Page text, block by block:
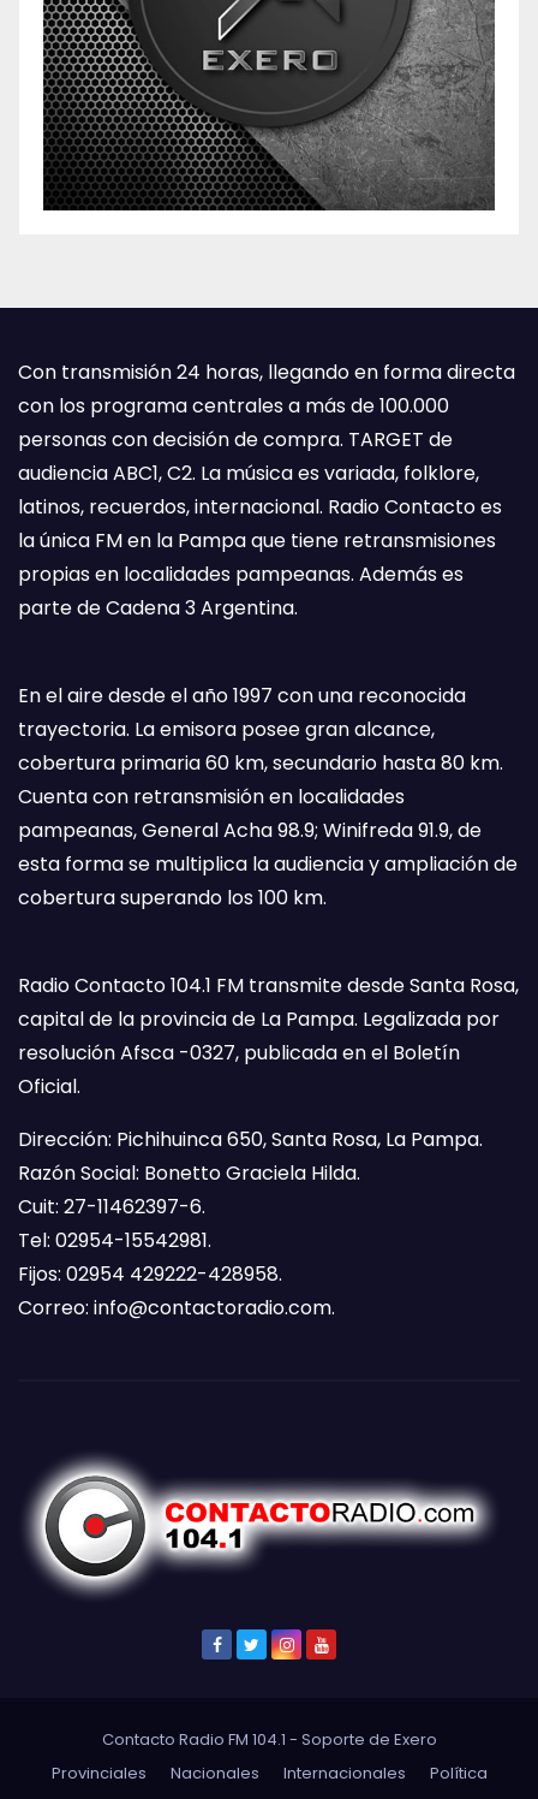
Con transmisión 24 horas, llegando en forma directa
con los programa centrales a más de 100.000
personas con decisión de compra. TARGET de
audiencia ABC1, C2. La música es variada, folklore,
latinos, recuerdos, internacional. Radio Contacto es
la única FM en la Pampa que tiene retransmisiones
propias en localidades pampeanas. Además es
parte de Cadena 3 Argentina.
En el aire desde el año 1997 con una reconocida
trayectoria. La emisora posee gran alcance,
cobertura primaria 60 km, secundario hasta 80 km.
Cuenta con retransmisión en localidades
pampeanas, General Acha 98.9; Winifreda 91.9, de
esta forma se multiplica la audiencia y ampliación de
cobertura superando los 100 km.
Radio Contacto 104.1 FM transmite desde Santa Rosa,
capital de la provincia de La Pampa. Legalizada por
resolución Afsca -0327, publicada en el Boletín
Oficial.
Dirección: Pichihuinca 650, Santa Rosa, La Pampa.
Razón Social: Bonetto Graciela Hilda.
Cuit: 27-11462397-6.
Tel: 02954-15542981.
Fijos: 02954 429222-428958.
Correo: info@contactoradio.com.
Contacto Radio FM 104.1 - Soporte de Exero
Provinciales
Nacionales Internacionales Política